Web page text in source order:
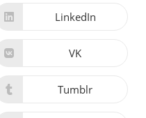
LinkedIn
VK
Tumblr